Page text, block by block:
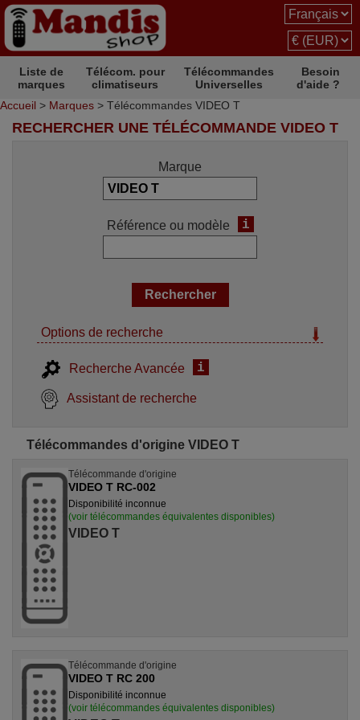
Liste de
marques
Télécom. pour
climatiseurs
Télécommandes
Universelles
Besoin
d'aide ?
Accueil > Marques > Télécommandes VIDEO T
RECHERCHER UNE TÉLÉCOMMANDE VIDEO T
Marque
Référence ou modèle i
Options de recherche
Recherche Avancée i
Assistant de recherche
Télécommandes d'origine VIDEO T
Télécommande d'origine
VIDEO T RC-002
Disponibilité inconnue
(voir télécommandes équivalentes disponibles)
VIDEO T
Télécommande d'origine
VIDEO T RC 200
Disponibilité inconnue
(voir télécommandes équivalentes disponibles)